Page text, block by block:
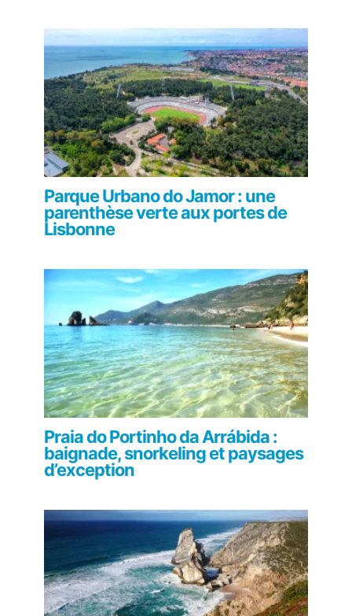
Parque Urbano do Jamor : une
parenthèse verte aux portes de
Lisbonne
Praia do Portinho da Arrábida :
baignade, snorkeling et paysages
d’exception